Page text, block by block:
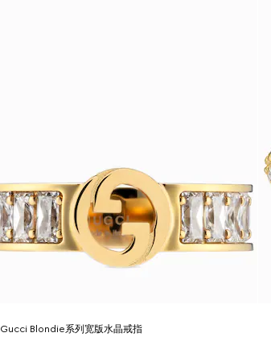
Gucci Blondie系列宽版水晶戒指